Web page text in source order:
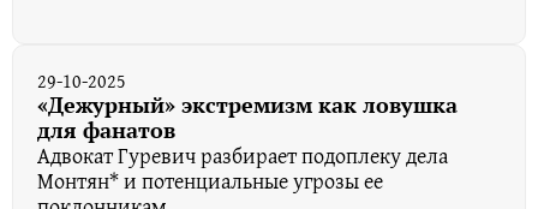
29-10-2025
«Дежурный» экстремизм как ловушка
для фанатов
Адвокат Гуревич разбирает подоплеку дела
Монтян* и потенциальные угрозы ее